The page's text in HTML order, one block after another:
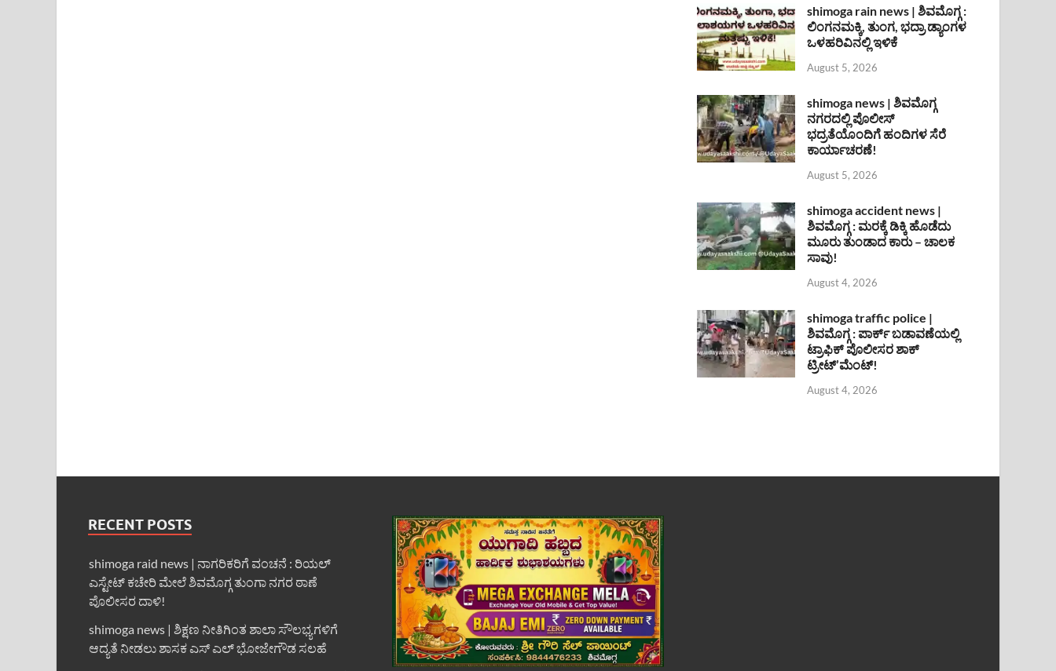
shimoga rain news | ಶಿವಮೊಗ್ಗ :
ಲಿಂಗನಮಕ್ಕಿ, ತುಂಗ, ಭದ್ರಾ ಡ್ಯಾಂಗಳ
ಒಳಹರಿವಿನಲ್ಲಿ ಇಳಿಕೆ
August 5, 2026
shimoga news | ಶಿವಮೊಗ್ಗ
ನಗರದಲ್ಲಿ ಪೊಲೀಸ್
ಭದ್ರತೆಯೊಂದಿಗೆ ಹಂದಿಗಳ ಸೆರೆ
ಕಾರ್ಯಾಚರಣೆ!
August 5, 2026
shimoga accident news |
ಶಿವಮೊಗ್ಗ : ಮರಕ್ಕೆ ಡಿಕ್ಕಿ ಹೊಡೆದು
ಮೂರು ತುಂಡಾದ ಕಾರು – ಚಾಲಕ
ಸಾವು!
August 4, 2026
shimoga traffic police |
ಶಿವಮೊಗ್ಗ : ಪಾರ್ಕ್ ಬಡಾವಣೆಯಲ್ಲಿ
ಟ್ರಾಫಿಕ್ ಪೊಲೀಸರ ಶಾಕ್
ಟ್ರೀಟ್’ಮೆಂಟ್!
August 4, 2026
RECENT POSTS
shimoga raid news | ನಾಗರಿಕರಿಗೆ ವಂಚನೆ : ರಿಯಲ್
ಎಸ್ಟೇಟ್ ಕಚೇರಿ ಮೇಲೆ ಶಿವಮೊಗ್ಗ ತುಂಗಾ ನಗರ ಠಾಣೆ
ಪೊಲೀಸರ ದಾಳಿ!
shimoga news | ಶಿಕ್ಷಣ ನೀತಿಗಿಂತ ಶಾಲಾ ಸೌಲಭ್ಯಗಳಿಗೆ
ಆದ್ಯತೆ ನೀಡಲು ಶಾಸಕ ಎಸ್ ಎಲ್ ಭೋಜೇಗೌಡ ಸಲಹೆ